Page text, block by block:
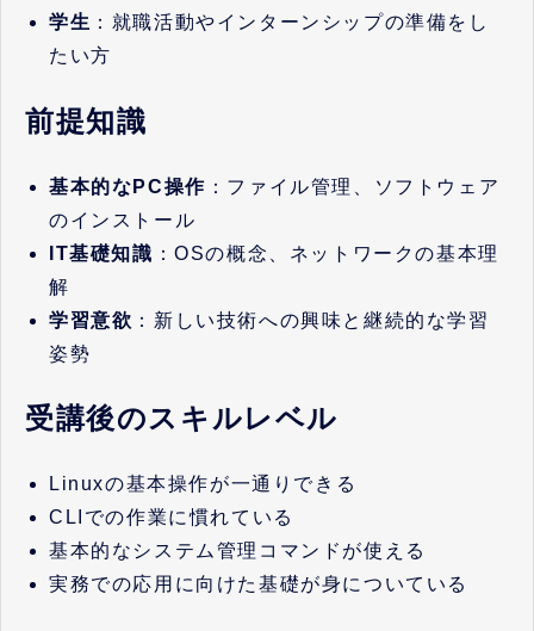
学生 ：就職活動やインターンシップの準備をし
たい方
前提知識
基本的なPC操作 ：ファイル管理、ソフトウェア
のインストール
IT基礎知識 ：OSの概念、ネットワークの基本理
解
学習意欲 ：新しい技術への興味と継続的な学習
姿勢
受講後のスキルレベル
Linuxの基本操作が一通りできる
CLIでの作業に慣れている
基本的なシステム管理コマンドが使える
実務での応用に向けた基礎が身についている